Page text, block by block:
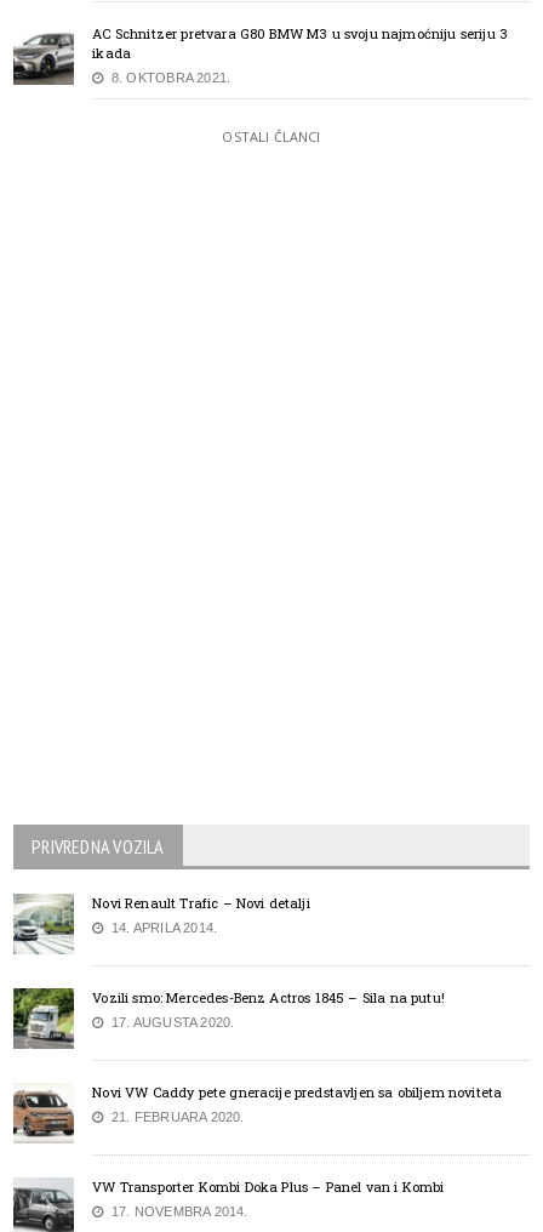
AC Schnitzer pretvara G80 BMW M3 u svoju najmoćniju seriju 3
ikada
8. OKTOBRA 2021.
OSTALI ČLANCI
PRIVREDNA VOZILA
Novi Renault Trafic – Novi detalji
14. APRILA 2014.
Vozili smo: Mercedes-Benz Actros 1845 – Sila na putu!
17. AUGUSTA 2020.
Novi VW Caddy pete gneracije predstavljen sa obiljem noviteta
21. FEBRUARA 2020.
VW Transporter Kombi Doka Plus – Panel van i Kombi
17. NOVEMBRA 2014.